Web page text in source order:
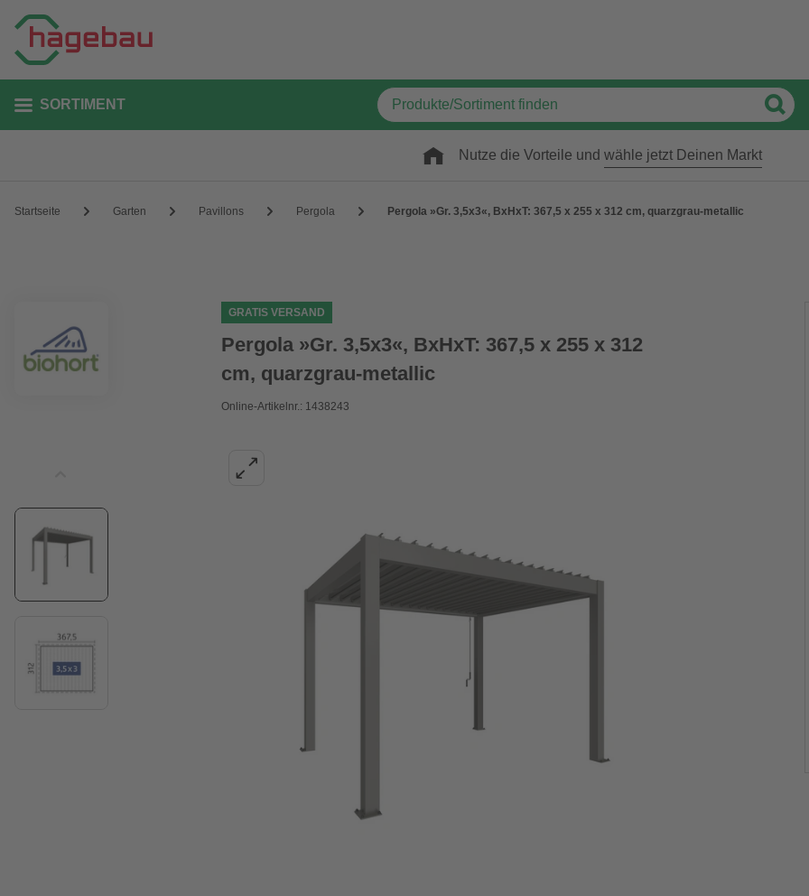
SORTIMENT
Nutze die Vorteile und wähle jetzt Deinen Markt
Startseite Garten Pavillons Pergola Pergola »Gr. 3,5x3«, BxHxT: 367,5 x 255 x 312 cm, quarzgrau-metallic
GRATIS VERSAND
Pergola »Gr. 3,5x3«, BxHxT: 367,5 x 255 x 312
cm, quarzgrau-metallic
Online-Artikelnr.: 1438243